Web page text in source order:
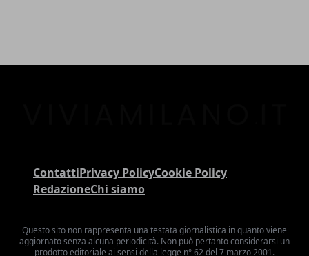
ContattiPrivacy PolicyCookie Policy
RedazioneChi siamo
Questo sito non rappresenta una testata giornalistica in quanto viene
aggiornato senza alcuna periodicità. Non può pertanto considerarsi un
prodotto editoriale ai sensi della legge n° 62 del 7 marzo 2001.